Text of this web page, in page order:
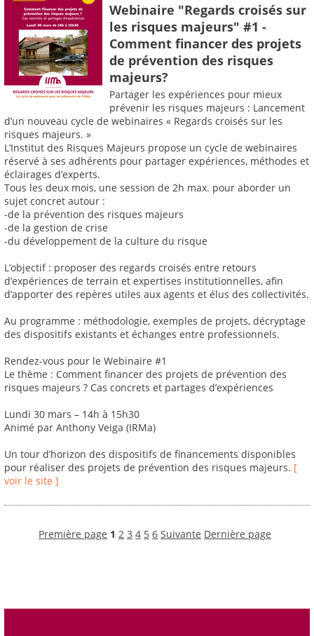
Webinaire "Regards croisés sur
les risques majeurs" #1 -
Comment financer des projets
de prévention des risques
majeurs?
Partager les expériences pour mieux
prévenir les risques majeurs : Lancement
d’un nouveau cycle de webinaires « Regards croisés sur les
risques majeurs. »
L’Institut des Risques Majeurs propose un cycle de webinaires
réservé à ses adhérents pour partager expériences, méthodes et
éclairages d’experts.
Tous les deux mois, une session de 2h max. pour aborder un
sujet concret autour :
-de la prévention des risques majeurs
-de la gestion de crise
-du développement de la culture du risque
L’objectif : proposer des regards croisés entre retours
d’expériences de terrain et expertises institutionnelles, afin
d’apporter des repères utiles aux agents et élus des collectivités.
Au programme : méthodologie, exemples de projets, décryptage
des dispositifs existants et échanges entre professionnels.
Rendez-vous pour le Webinaire #1
Le thème : Comment financer des projets de prévention des
risques majeurs ? Cas concrets et partages d’expériences
Lundi 30 mars – 14h à 15h30
Animé par Anthony Veiga (IRMa)
Un tour d’horizon des dispositifs de financements disponibles
pour réaliser des projets de prévention des risques majeurs. [
voir le site ]
Première page 1 2 3 4 5 6 Suivante Dernière page